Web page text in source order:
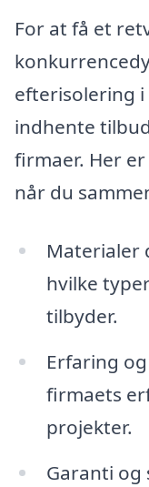
For at få et
efterisolering
indhente
firmaer. Her
når du
Materialer
hvilke
tilbyder.
Erfaring
firmaets
projekter.
Garanti og